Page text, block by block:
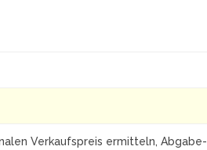
Verkaufspreis ermitteln, Abgabe-